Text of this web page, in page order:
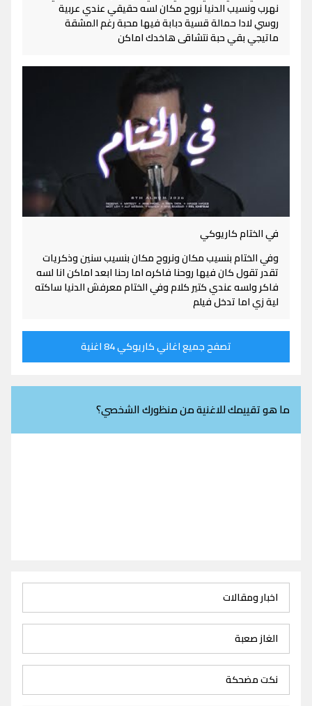
نهرب ونسيب الدنيا نروح مكان لسه حقيقي عندي عربية
روسي لادا حمالة قسية دبابة فيها محبة رغم المشقة
ماتيجي بقي حبة نتشاقى هاخدك اماكن
في الختام كاريوكي
وفي الختام بنسيب مكان ونروح مكان بنسيب سنين وذكريات
تقدر تقول كان فيها روحنا فاكره اما رحنا ابعد اماكن انا لسه
فاكر ولسه عندي كتير كلام وفي الختام معرفش الدنيا ساكته
لية زي اما تدخل فيلم
تصفح جميع اغاني كاريوكي 84 اغنية
ما هو تقييمك للاغنية من منظورك الشخصي؟
اخبار ومقالات
الغاز صعبة
نكت مضحكة